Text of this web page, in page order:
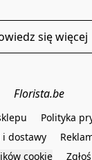
się więcej
Florista.be
Polityka
i dostawy
cookie